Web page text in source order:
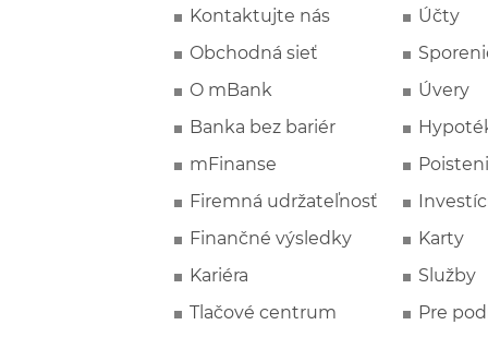
Kontaktujte nás
Obchodná sieť
O mBank
Banka bez bariér
mFinanse
Firemná udržateľnosť
Finančné výsledky
Kariéra
Tlačové centrum
Účty
Úvery
Karty
Služby
Pre